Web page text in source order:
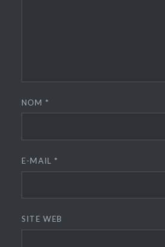
NOM*
E-MAIL *
SITE WEB